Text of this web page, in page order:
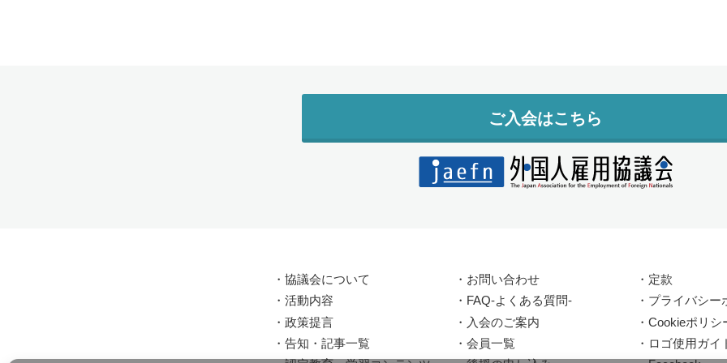
ご入会はこちら
・ 協議会について
・ 活動内容
・ 政策提言
・ 告知・記事一覧
・ お問い合わせ
・ FAQ-よくある質問-
・ 入会のご案内
・ 会員一覧
・ 定款
・ プライバシー
・ Cookieポリシ
・ ロゴ使用ガイ